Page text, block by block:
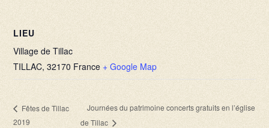
LIEU
Village de Tillac
TILLAC, 32170 France + Google Map
Fêtes de Tillac
2019
Journées du patrimoine concerts gratuits en l’église
de Tillac